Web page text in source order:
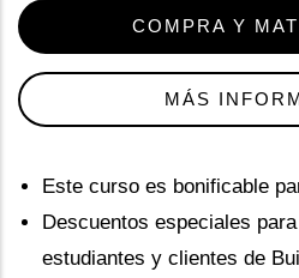
COMPRA Y
MÁS
Este curso es bonificable
Descuentos especiales
estudiantes y clientes de